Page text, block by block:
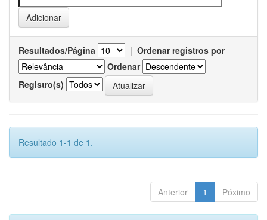
Resultados/Página | Ordenar registros por
Ordenar
Registro(s)
Resultado 1-1 de 1.
Anterior 1 Póximo